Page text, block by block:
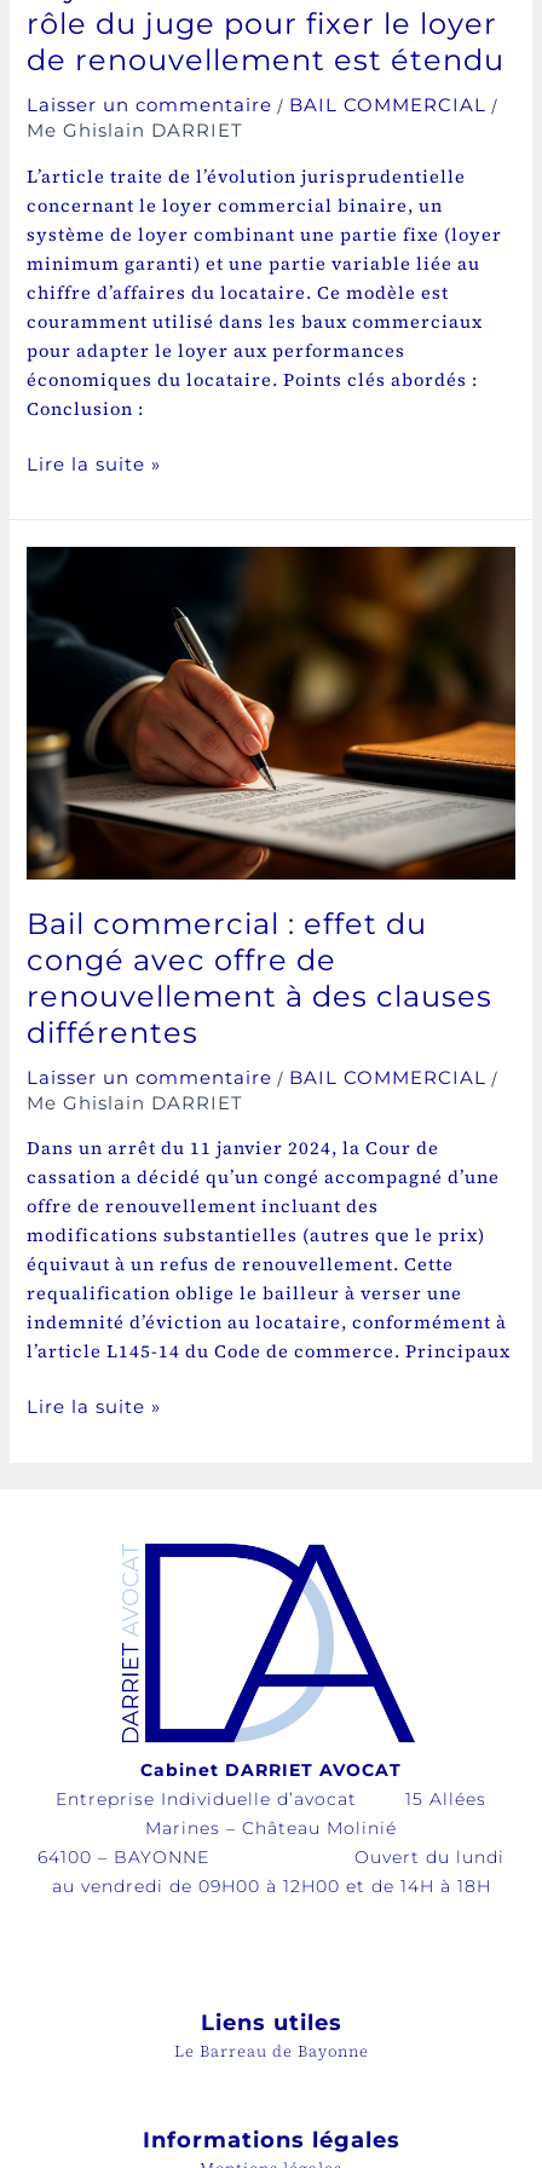
rôle du juge pour fixer le loyer
de renouvellement est étendu
Laisser un commentaire / BAIL COMMERCIAL /
Me Ghislain DARRIET
L’article traite de l’évolution jurisprudentielle
concernant le loyer commercial binaire, un
système de loyer combinant une partie fixe (loyer
minimum garanti) et une partie variable liée au
chiffre d’affaires du locataire. Ce modèle est
couramment utilisé dans les baux commerciaux
pour adapter le loyer aux performances
économiques du locataire. Points clés abordés :
Conclusion :
étendu
Lire la suite »
Bail commercial : effet du
congé avec offre de
renouvellement à des clauses
différentes
Laisser un commentaire / BAIL COMMERCIAL /
Me Ghislain DARRIET
Dans un arrêt du 11 janvier 2024, la Cour de
cassation a décidé qu’un congé accompagné d’une
offre de renouvellement incluant des
modifications substantielles (autres que le prix)
équivaut à un refus de renouvellement. Cette
requalification oblige le bailleur à verser une
indemnité d’éviction au locataire, conformément à
l’article L145-14 du Code de commerce. Principaux
Bail
effet
offre
de
renouvellement
à
des
clauses
différentes
Lire la suite »
Cabinet DARRIET AVOCAT
Entreprise Individuelle d’avocat 15 Allées
Marines – Château Molinié
64100 – BAYONNE Ouvert du lundi
au vendredi de 09H00 à 12H00 et de 14H à 18H
Liens utiles
Le Barreau de Bayonne
Informations légales